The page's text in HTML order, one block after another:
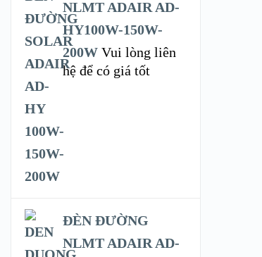
NLMT ADAIR AD-
HY100W-150W-
200W Vui lòng liên
hệ để có giá tốt
ĐÈN ĐƯỜNG
NLMT ADAIR AD-